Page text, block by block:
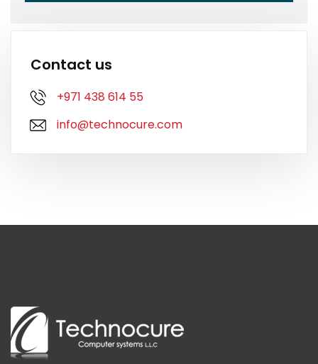
Contact us
+971 438 614 55
info@technocure.com